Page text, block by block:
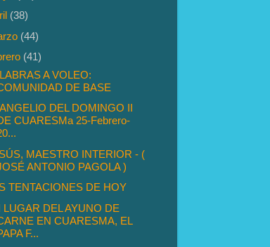
(38)
(44)
(41)
A VOLEO:
DE BASE
DEL DOMINGO II
CUARESMa 25-Febrero-
MAESTRO INTERIOR - (
ANTONIO PAGOLA )
TENTACIONES DE HOY
LUGAR DEL AYUNO DE
EN CUARESMA, EL
F...